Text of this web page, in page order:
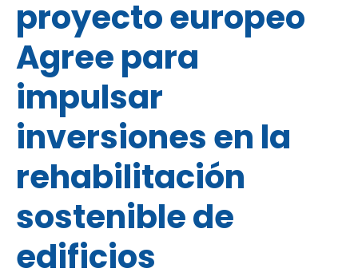
proyecto europeo
Agree para
impulsar
inversiones en la
rehabilitación
sostenible de
edificios